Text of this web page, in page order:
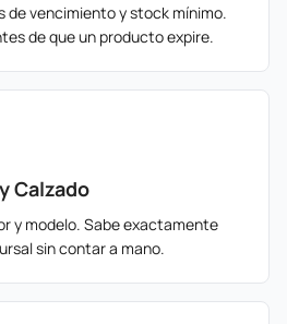
de vencimiento y stock mínimo.
de que un producto expire.
Calzado
y modelo. Sabe exactamente
sin contar a mano.